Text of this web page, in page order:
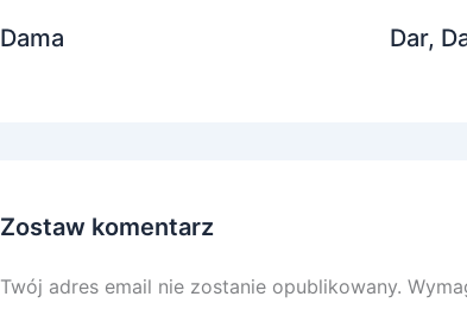
Dama Dar,
Zostaw komentarz
Twój adres email nie zostanie opublikowany.